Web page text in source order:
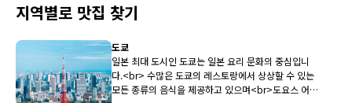
지역별로 맛집 찾기
도쿄
일본 최대 도시인 도쿄는 일본 요리 문화의 중심입니
다.<br> 수많은 도쿄의 레스토랑에서 상상할 수 있는
모든 종류의 음식을 제공하고 있으며<br>도요스 어시